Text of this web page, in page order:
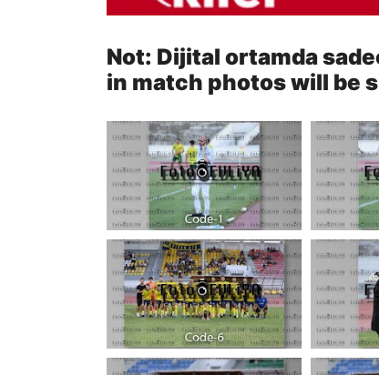
Not: Dijital ortamda
in match photos will be